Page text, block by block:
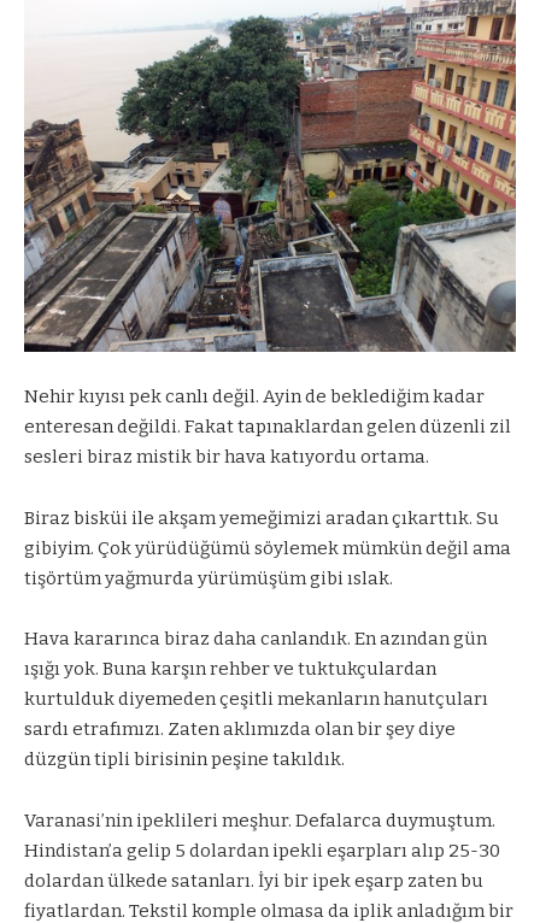
Nehir kıyısı pek canlı değil. Ayin de beklediğim kadar
enteresan değildi. Fakat tapınaklardan gelen düzenli zil
sesleri biraz mistik bir hava katıyordu ortama.
Biraz bisküi ile akşam yemeğimizi aradan çıkarttık. Su
gibiyim. Çok yürüdüğümü söylemek mümkün değil ama
tişörtüm yağmurda yürümüşüm gibi ıslak.
Hava kararınca biraz daha canlandık. En azından gün
ışığı yok. Buna karşın rehber ve tuktukçulardan
kurtulduk diyemeden çeşitli mekanların hanutçuları
sardı etrafımızı. Zaten aklımızda olan bir şey diye
düzgün tipli birisinin peşine takıldık.
Varanasi’nin ipeklileri meşhur. Defalarca duymuştum.
Hindistan’a gelip 5 dolardan ipekli eşarpları alıp 25-30
dolardan ülkede satanları. İyi bir ipek eşarp zaten bu
fiyatlardan. Tekstil komple olmasa da iplik anladığım bir